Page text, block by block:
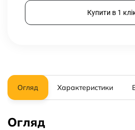
Купити в 1
Огляд Характеристики
Огляд